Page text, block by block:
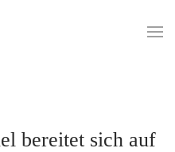
bereitet sich auf